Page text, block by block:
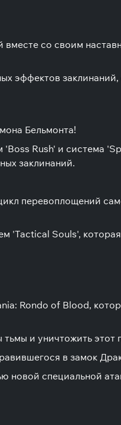
со своим
эффектов
Бельмонта!
Rush' и система
заклинаний.
перевоплощений
'Tactical Souls',
Rondo of Blood,
и уничтожить
в замок
новой специальной